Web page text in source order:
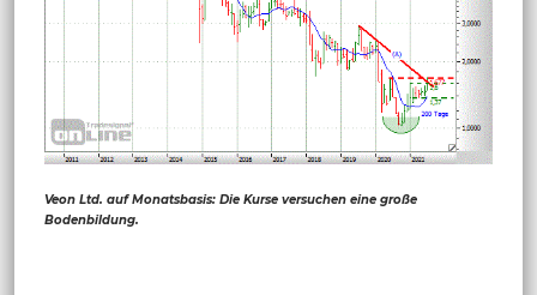
Veon Ltd. auf Monatsbasis: Die Kurse versuchen eine große
Bodenbildung.